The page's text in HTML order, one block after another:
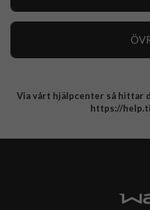
Integritetspolicy
Via vårt hjälpcenter så hittar
https://